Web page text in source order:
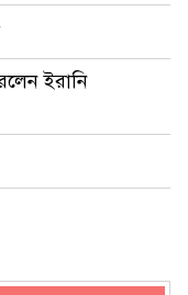
ইরানি